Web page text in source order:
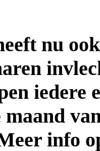
nu
iedere
maand
info